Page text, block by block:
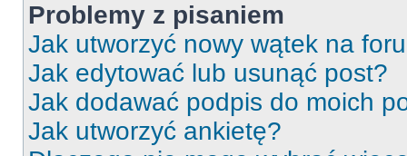
Problemy z pisaniem
Jak utworzyć nowy wątek na
Jak edytować lub usunąć post?
Jak dodawać podpis do moich
Jak utworzyć ankietę?